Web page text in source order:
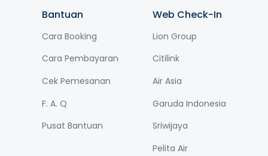
Bantuan
Cara Booking
Cara Pembayaran
Cek Pemesanan
F. A. Q
Pusat Bantuan
Web Check-In
Lion Group
Citilink
Air Asia
Garuda Indonesia
Sriwijaya
Pelita Air